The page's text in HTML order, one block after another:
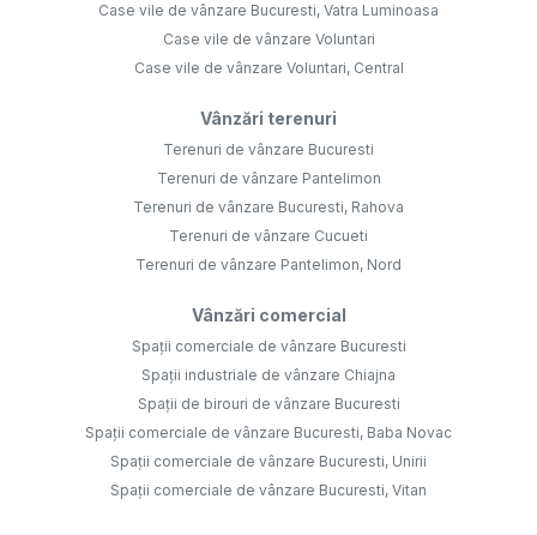
Case vile de vânzare Bucuresti, Vatra Luminoasa
Case vile de vânzare Voluntari
Case vile de vânzare Voluntari, Central
Vânzări terenuri
Terenuri de vânzare Bucuresti
Terenuri de vânzare Pantelimon
Terenuri de vânzare Bucuresti, Rahova
Terenuri de vânzare Cucueti
Terenuri de vânzare Pantelimon, Nord
Vânzări comercial
Spații comerciale de vânzare Bucuresti
Spații industriale de vânzare Chiajna
Spații de birouri de vânzare Bucuresti
Spații comerciale de vânzare Bucuresti, Baba Novac
Spații comerciale de vânzare Bucuresti, Unirii
Spații comerciale de vânzare Bucuresti, Vitan